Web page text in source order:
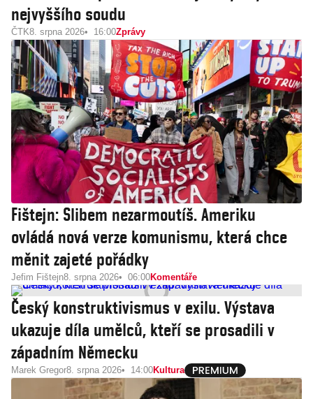
nejvyššího soudu
ČTK8. srpna 2026 16:00Zprávy
Fištejn: Slibem nezarmoutíš. Ameriku
ovládá nová verze komunismu, která chce
měnit zajeté pořádky
Jefim Fištejn8. srpna 2026 06:00Komentáře
Český konstruktivismus v exilu. Výstava
ukazuje díla umělců, kteří se prosadili v
západním Německu
Marek Gregor8. srpna 2026 14:00Kultura